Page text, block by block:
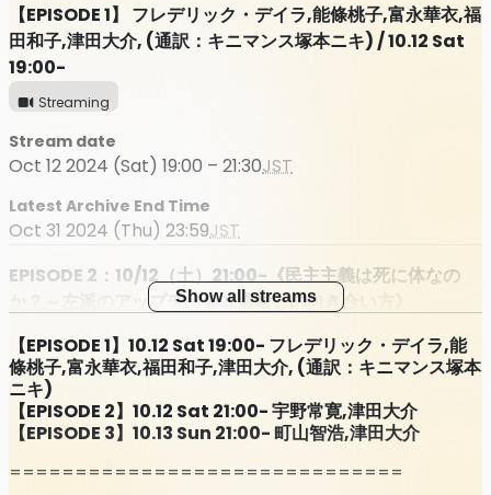
【EPISODE 1】 フレデリック・デイラ,能條桃子,富永華衣,福
田和子,津田大介, (通訳：キニマンス塚本ニキ) / 10.12 Sat
19:00-
Streaming
Stream date
Oct 12 2024 (Sat) 19:00 – 21:30JST
Latest Archive End Time
Oct 31 2024 (Thu) 23:59JST
EPISODE 2：10/12（土）21:00-《民主主義は死に体なの
か？～左派のアップデートと選挙との向き合い方》
Streaming
Stream date
Oct 12 2024 (Sat) 21:00 – 23:30 JST
Latest Archive End Time
Oct 31 2024 (Thu) 23:59JST
Show all streams
【EPISODE 1】10.12 Sat 19:00- フレデリック・デイラ,能
條桃子,富永華衣,福田和子,津田大介, (通訳：キニマンス塚本
ニキ)
【EPISODE 2】10.12 Sat 21:00- 宇野常寛,津田大介
【EPISODE 3】10.13 Sun 21:00- 町山智浩,津田大介
==============================